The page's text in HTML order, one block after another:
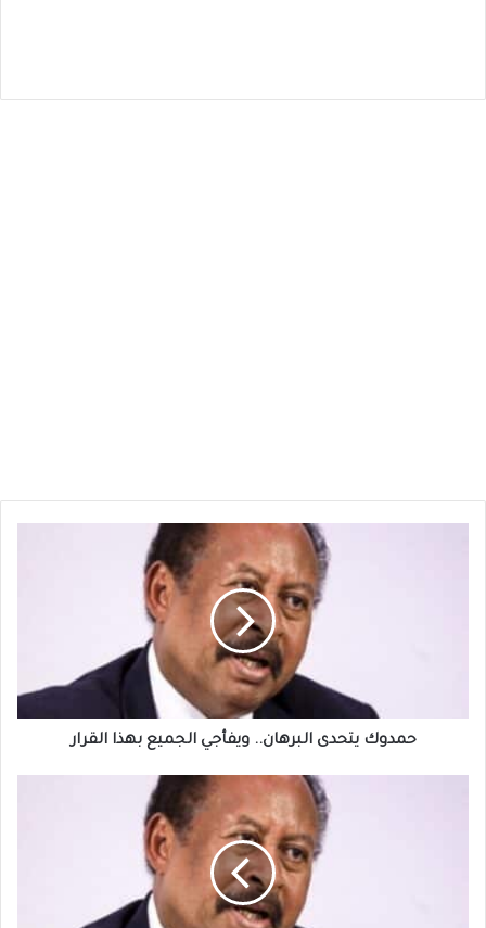
حمدوك يتحدى البرهان.. ويفأجي الجميع بهذا القرار